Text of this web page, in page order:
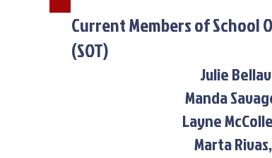
Current Members of School
(SOT)
Julie
Manda
Layne
Marta